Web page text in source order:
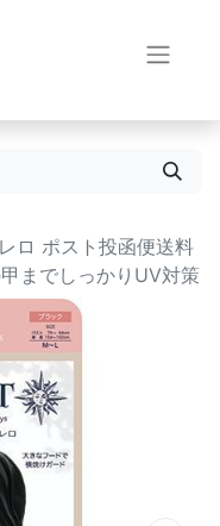
ロ ポスト投函便送料
までしっかりUV対策